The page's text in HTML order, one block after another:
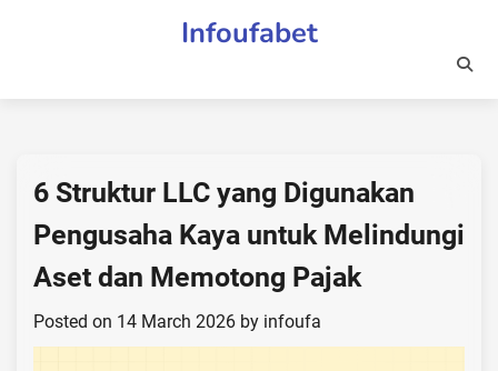
Infoufabet
6 Struktur LLC yang Digunakan
Pengusaha Kaya untuk Melindungi
Aset dan Memotong Pajak
Posted on 14 March 2026 by infoufa